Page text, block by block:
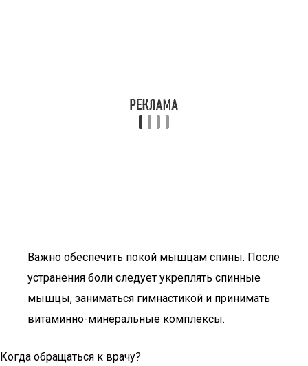
Важно обеспечить покой мышцам спины. После
устранения боли следует укреплять спинные
мышцы, заниматься гимнастикой и принимать
витаминно-минеральные комплексы.
Когда обращаться к врачу?